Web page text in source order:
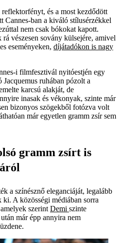
és a most kezdődött
Cannes-ban a kiváló stílusérzékkel
nem csak bókokat kapott.
vészesen sovány külsejére, amivel
eseményeken, díjátadókon is nagy
i filmfesztivál nyitóestjén egy
ruhában pózolt a
karcsú alakját, de
inasak és vékonyak, szinte már
bizonyos szögekből fotózva volt
már egyetlen gramm zsír sem
gramm zsírt is
a színésznő eleganciáját, legalább
A közösségi médiában sorra
szerint Demi szinte
már épp annyira nem